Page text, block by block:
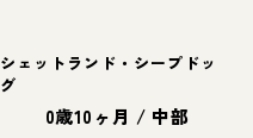
シェットランド・シープドッ
グ
0歳10ヶ月 / 中部